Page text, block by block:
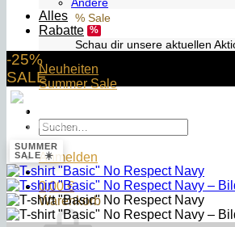
% Sale
Schau dir unsere aktuellen
Neuheiten
Summer Sale
Suchen
nach:
Anmelden
0,00€
Warenkorb
Andere
Alles
Rabatte
-25%
SALE
NO RESPECT
SUMMER
SALE ☀️